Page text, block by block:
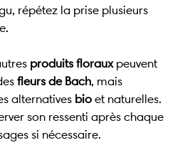
répétez la prise plusieurs
produits florauxpeuvent
fleurs de Bach, mais
alternatives bio et naturelles.
son ressenti après chaque
si nécessaire.